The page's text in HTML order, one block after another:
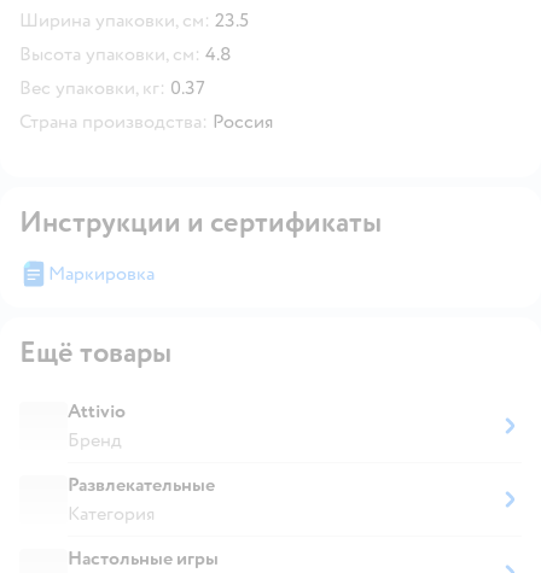
Ширина упаковки, см: 23.5
Высота упаковки, см: 4.8
Вес упаковки, кг: 0.37
Страна производства: Россия
Инструкции и сертификаты
Маркировка
Ещё товары
Attivio
Бренд
Развлекательные
Категория
Настольные игры